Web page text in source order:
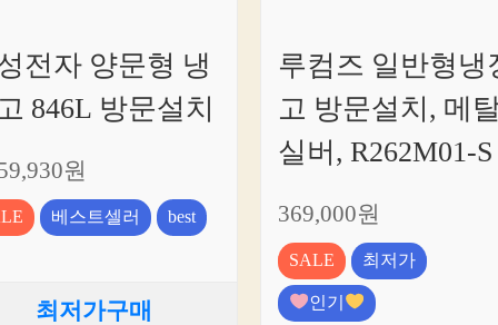
전자 양문형 냉
846L 방문설치
원
베스트셀러 best
최저가구매
루컴즈 일반형냉
고 방문설치, 메
실버, R262M01-S
369,000원
SALE
최저가
인기